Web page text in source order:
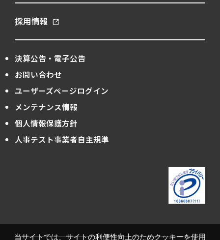
当サイトでは、サイトの利便性向上のためクッキーを使用
採用情報
決算公告・電子公告
お問い合わせ
ユーザーズページログイン
メンテナンス情報
個人情報保護方針
人事テスト事業者自主規準